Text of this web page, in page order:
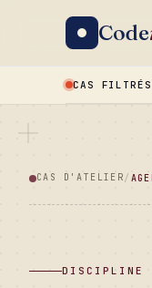
Code
CAS FILTRÉS
CAS D'ATELIER/
DISCIPLINE